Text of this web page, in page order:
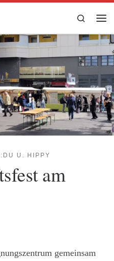
Search
U. HIPPY
am
gemeinsam